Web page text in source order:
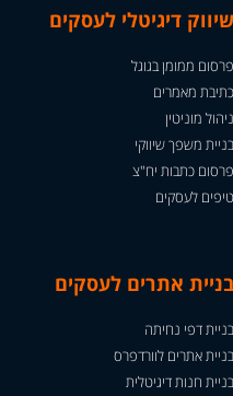
שיווק דיגיטלי לעסקים
ממומן בגוגל
מאמרים
מוניטין
משפך שיווקי
כתבות יח"צ
לעסקים
בניית אתרים לעסקים
דפי נחיתה
אתרים לוורדפרס
חנות דיגיטלית